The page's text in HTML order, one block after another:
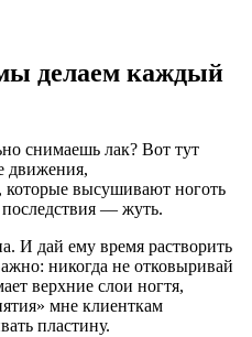
делаем каждый
снимаешь лак? Вот тут
движения,
высушивают ноготь
— жуть.
И дай ему время растворить
никогда не отковыривай
верхние слои ногтя,
мне клиенткам
пластину.